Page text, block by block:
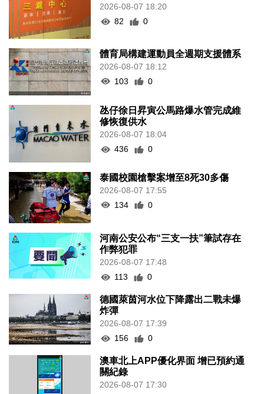
2026-08-07 18:20
82
0
體育局構建運動員全週期支援體系
2026-08-07 18:12
103
0
氹仔徐日昇寅公馬路爆水管完成維
修恢復供水
2026-08-07 18:04
436
0
泰國校園槍擊案增至8死30多傷
2026-08-07 17:55
134
0
河南公安公布“三支一扶”筆試存在
作弊犯罪
2026-08-07 17:48
113
0
德國萊茵河水位下降露出二戰未爆
炸彈
2026-08-07 17:39
156
0
澳車北上APP優化界面 增已預約通
關紀錄
2026-08-07 17:30